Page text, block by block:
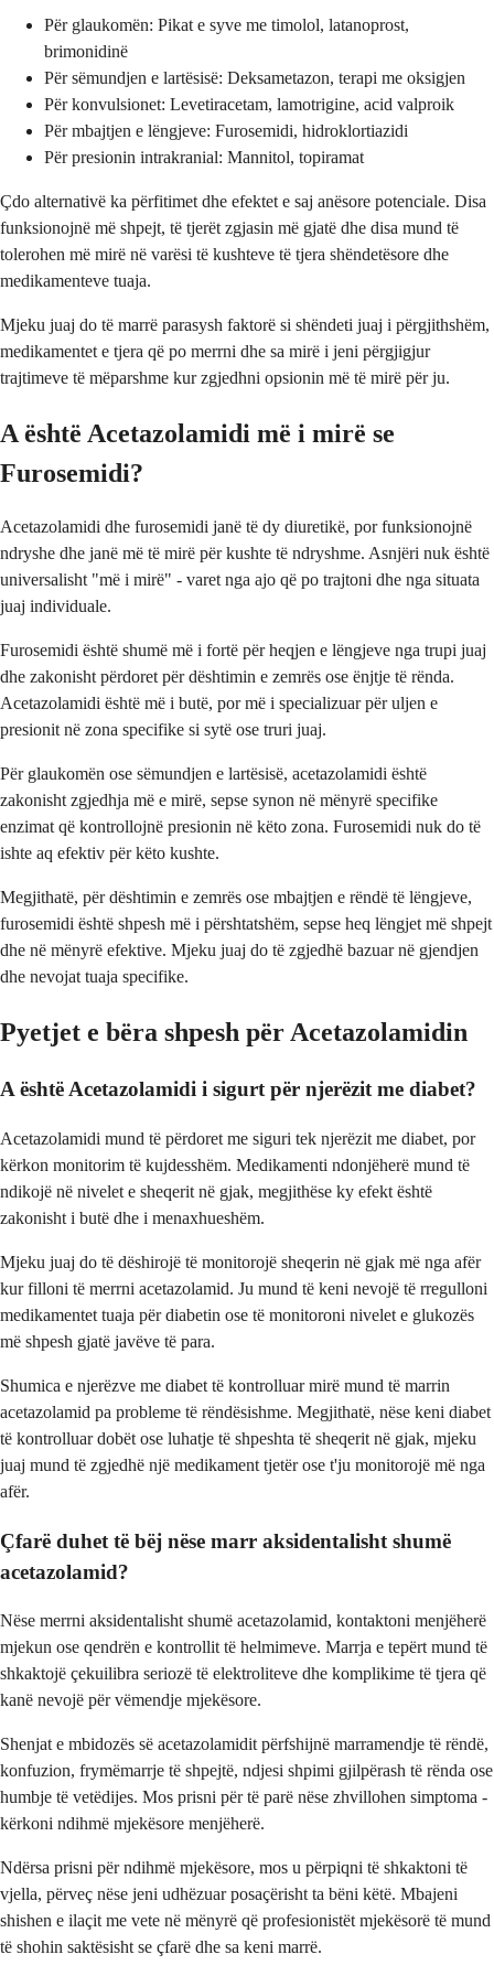
Për glaukomën: Pikat e syve me timolol, latanoprost,
brimonidinë
Për sëmundjen e lartësisë: Deksametazon, terapi me oksigjen
Për konvulsionet: Levetiracetam, lamotrigine, acid valproik
Për mbajtjen e lëngjeve: Furosemidi, hidroklortiazidi
Për presionin intrakranial: Mannitol, topiramat
Çdo alternativë ka përfitimet dhe efektet e saj anësore potenciale. Disa
funksionojnë më shpejt, të tjerët zgjasin më gjatë dhe disa mund të
tolerohen më mirë në varësi të kushteve të tjera shëndetësore dhe
medikamenteve tuaja.
Mjeku juaj do të marrë parasysh faktorë si shëndeti juaj i përgjithshëm,
medikamentet e tjera që po merrni dhe sa mirë i jeni përgjigjur
trajtimeve të mëparshme kur zgjedhni opsionin më të mirë për ju.
A është Acetazolamidi më i mirë se
Furosemidi?
Acetazolamidi dhe furosemidi janë të dy diuretikë, por funksionojnë
ndryshe dhe janë më të mirë për kushte të ndryshme. Asnjëri nuk është
universalisht "më i mirë" - varet nga ajo që po trajtoni dhe nga situata
juaj individuale.
Furosemidi është shumë më i fortë për heqjen e lëngjeve nga trupi juaj
dhe zakonisht përdoret për dështimin e zemrës ose ënjtje të rënda.
Acetazolamidi është më i butë, por më i specializuar për uljen e
presionit në zona specifike si sytë ose truri juaj.
Për glaukomën ose sëmundjen e lartësisë, acetazolamidi është
zakonisht zgjedhja më e mirë, sepse synon në mënyrë specifike
enzimat që kontrollojnë presionin në këto zona. Furosemidi nuk do të
ishte aq efektiv për këto kushte.
Megjithatë, për dështimin e zemrës ose mbajtjen e rëndë të lëngjeve,
furosemidi është shpesh më i përshtatshëm, sepse heq lëngjet më shpejt
dhe në mënyrë efektive. Mjeku juaj do të zgjedhë bazuar në gjendjen
dhe nevojat tuaja specifike.
Pyetjet e bëra shpesh për Acetazolamidin
A është Acetazolamidi i sigurt për njerëzit me diabet?
Acetazolamidi mund të përdoret me siguri tek njerëzit me diabet, por
kërkon monitorim të kujdesshëm. Medikamenti ndonjëherë mund të
ndikojë në nivelet e sheqerit në gjak, megjithëse ky efekt është
zakonisht i butë dhe i menaxhueshëm.
Mjeku juaj do të dëshirojë të monitorojë sheqerin në gjak më nga afër
kur filloni të merrni acetazolamid. Ju mund të keni nevojë të rregulloni
medikamentet tuaja për diabetin ose të monitoroni nivelet e glukozës
më shpesh gjatë javëve të para.
Shumica e njerëzve me diabet të kontrolluar mirë mund të marrin
acetazolamid pa probleme të rëndësishme. Megjithatë, nëse keni diabet
të kontrolluar dobët ose luhatje të shpeshta të sheqerit në gjak, mjeku
juaj mund të zgjedhë një medikament tjetër ose t'ju monitorojë më nga
afër.
Çfarë duhet të bëj nëse marr aksidentalisht shumë
acetazolamid?
Nëse merrni aksidentalisht shumë acetazolamid, kontaktoni menjëherë
mjekun ose qendrën e kontrollit të helmimeve. Marrja e tepërt mund të
shkaktojë çekuilibra seriozë të elektroliteve dhe komplikime të tjera që
kanë nevojë për vëmendje mjekësore.
Shenjat e mbidozës së acetazolamidit përfshijnë marramendje të rëndë,
konfuzion, frymëmarrje të shpejtë, ndjesi shpimi gjilpërash të rënda ose
humbje të vetëdijes. Mos prisni për të parë nëse zhvillohen simptoma -
kërkoni ndihmë mjekësore menjëherë.
Ndërsa prisni për ndihmë mjekësore, mos u përpiqni të shkaktoni të
vjella, përveç nëse jeni udhëzuar posaçërisht ta bëni këtë. Mbajeni
shishen e ilaçit me vete në mënyrë që profesionistët mjekësorë të mund
të shohin saktësisht se çfarë dhe sa keni marrë.